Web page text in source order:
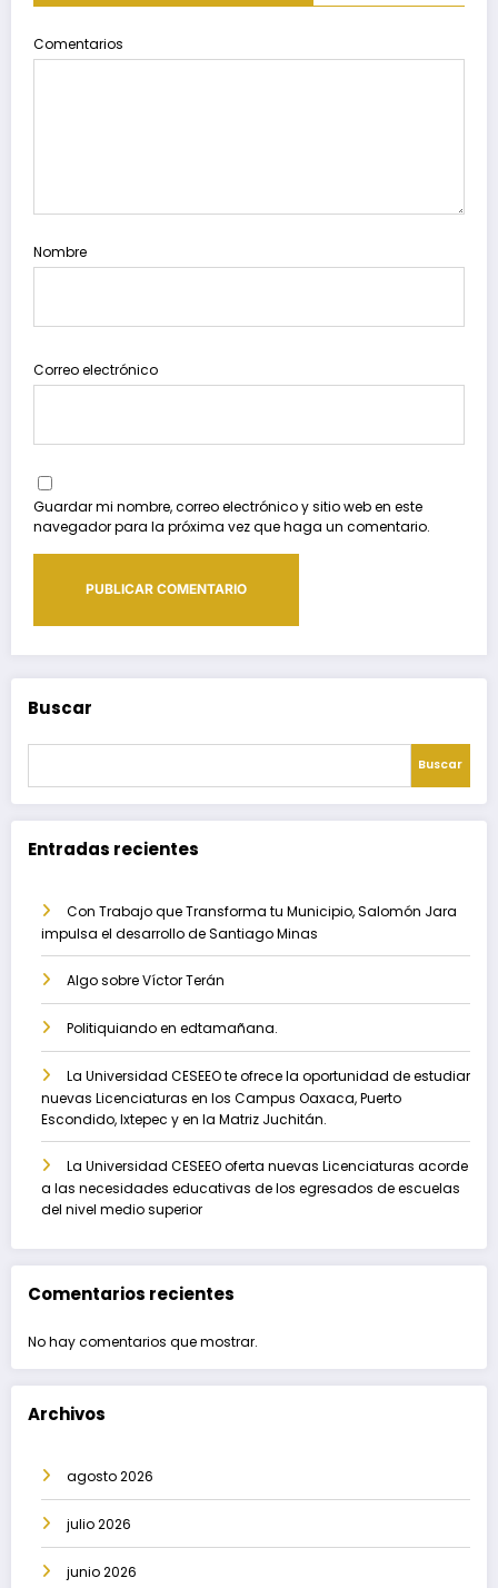
Comentarios
Nombre
Correo electrónico
Guardar mi nombre, correo electrónico y sitio web en este
navegador para la próxima vez que haga un comentario.
Buscar
Buscar
Entradas recientes
Con Trabajo que Transforma tu Municipio, Salomón Jara
impulsa el desarrollo de Santiago Minas
Algo sobre Víctor Terán
Politiquiando en edtamañana.
La Universidad CESEEO te ofrece la oportunidad de estudiar
nuevas Licenciaturas en los Campus Oaxaca, Puerto
Escondido, Ixtepec y en la Matriz Juchitán.
La Universidad CESEEO oferta nuevas Licenciaturas acorde
a las necesidades educativas de los egresados de escuelas
del nivel medio superior
Comentarios recientes
No hay comentarios que mostrar.
Archivos
agosto 2026
julio 2026
junio 2026